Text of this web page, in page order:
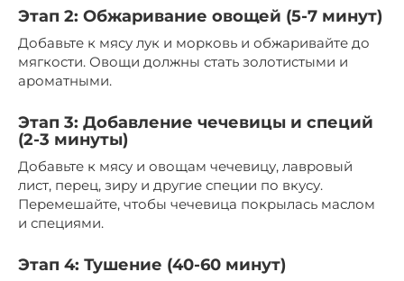
Этап 2: Обжаривание овощей (5-7 минут)
Добавьте к мясу лук и морковь и обжаривайте до
мягкости. Овощи должны стать золотистыми и
ароматными.
Этап 3: Добавление чечевицы и специй
(2-3 минуты)
Добавьте к мясу и овощам чечевицу, лавровый
лист, перец, зиру и другие специи по вкусу.
Перемешайте, чтобы чечевица покрылась маслом
и специями.
Этап 4: Тушение (40-60 минут)